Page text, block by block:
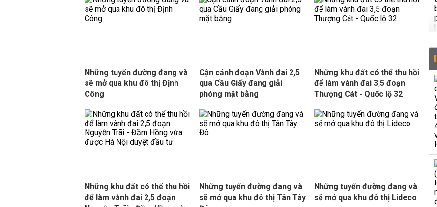
Những tuyến đường đang và
sẽ mở qua khu đô thị Định
Công
Cận cảnh đoạn Vành đai 2,5
qua Cầu Giấy đang giải
phóng mặt bằng
Những khu đất có thể thu hồi
để làm vành đai 3,5 đoạn
Thượng Cát - Quốc lộ 32
Những khu đất có thể thu hồi
để làm vành đai 2,5 đoạn
Những tuyến đường đang và
sẽ mở qua khu đô thị Tân Tây
Những tuyến đường đang và
sẽ mở qua khu đô thị Lideco